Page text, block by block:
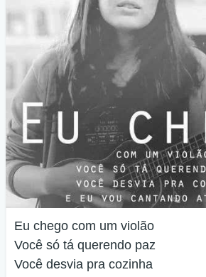
Eu chego com um violão
Você só tá querendo paz
Você desvia pra cozinha